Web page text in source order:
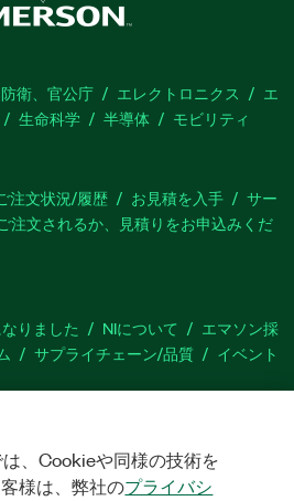
衛、官公庁 エレクトロニクス
エ
生命科学 半導体 モビリティ
注文状況/履歴 お見積を入手
サー
注文されるか、見積りをお申込みくだ
りました NIについて
エマソン採
サプライチェーン/品質 イベント
サポートリクエスト
サイトに関
、Cookieや同様の技術を
様は、弊社のプライバシ